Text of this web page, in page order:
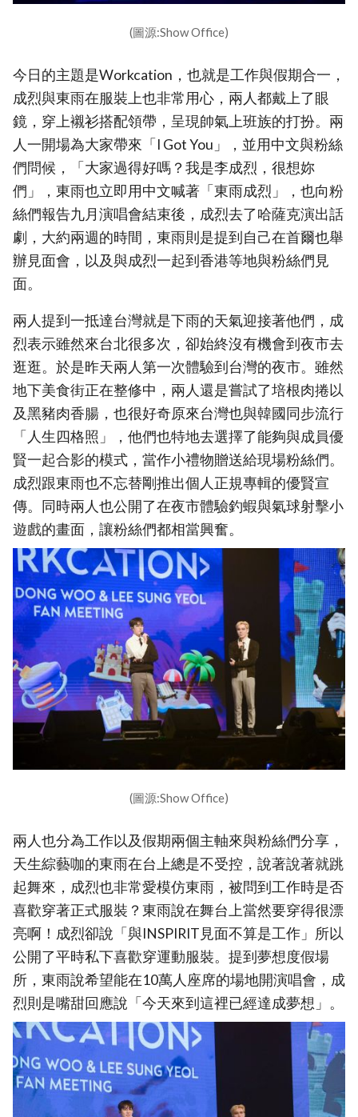
(圖源:Show Office)
今日的主題是Workcation，也就是工作與假期合一，
成烈與東雨在服裝上也非常用心，兩人都戴上了眼
鏡，穿上襯衫搭配領帶，呈現帥氣上班族的打扮。兩
人一開場為大家帶來「I Got You」，並用中文與粉絲
們問候，「大家過得好嗎？我是李成烈，很想妳
們」，東雨也立即用中文喊著「東雨成烈」，也向粉
絲們報告九月演唱會結束後，成烈去了哈薩克演出話
劇，大約兩週的時間，東雨則是提到自己在首爾也舉
辦見面會，以及與成烈一起到香港等地與粉絲們見
面。
兩人提到一抵達台灣就是下雨的天氣迎接著他們，成
烈表示雖然來台北很多次，卻始終沒有機會到夜市去
逛逛。於是昨天兩人第一次體驗到台灣的夜市。雖然
地下美食街正在整修中，兩人還是嘗試了培根肉捲以
及黑豬肉香腸，也很好奇原來台灣也與韓國同步流行
「人生四格照」，他們也特地去選擇了能夠與成員優
賢一起合影的模式，當作小禮物贈送給現場粉絲們。
成烈跟東雨也不忘替剛推出個人正規專輯的優賢宣
傳。同時兩人也公開了在夜市體驗釣蝦與氣球射擊小
遊戲的畫面，讓粉絲們都相當興奮。
(圖源:Show Office)
兩人也分為工作以及假期兩個主軸來與粉絲們分享，
天生綜藝咖的東雨在台上總是不受控，說著說著就跳
起舞來，成烈也非常愛模仿東雨，被問到工作時是否
喜歡穿著正式服裝？東雨說在舞台上當然要穿得很漂
亮啊！成烈卻說「與INSPIRIT見面不算是工作」所以
公開了平時私下喜歡穿運動服裝。提到夢想度假場
所，東雨說希望能在10萬人座席的場地開演唱會，成
烈則是嘴甜回應說「今天來到這裡已經達成夢想」。